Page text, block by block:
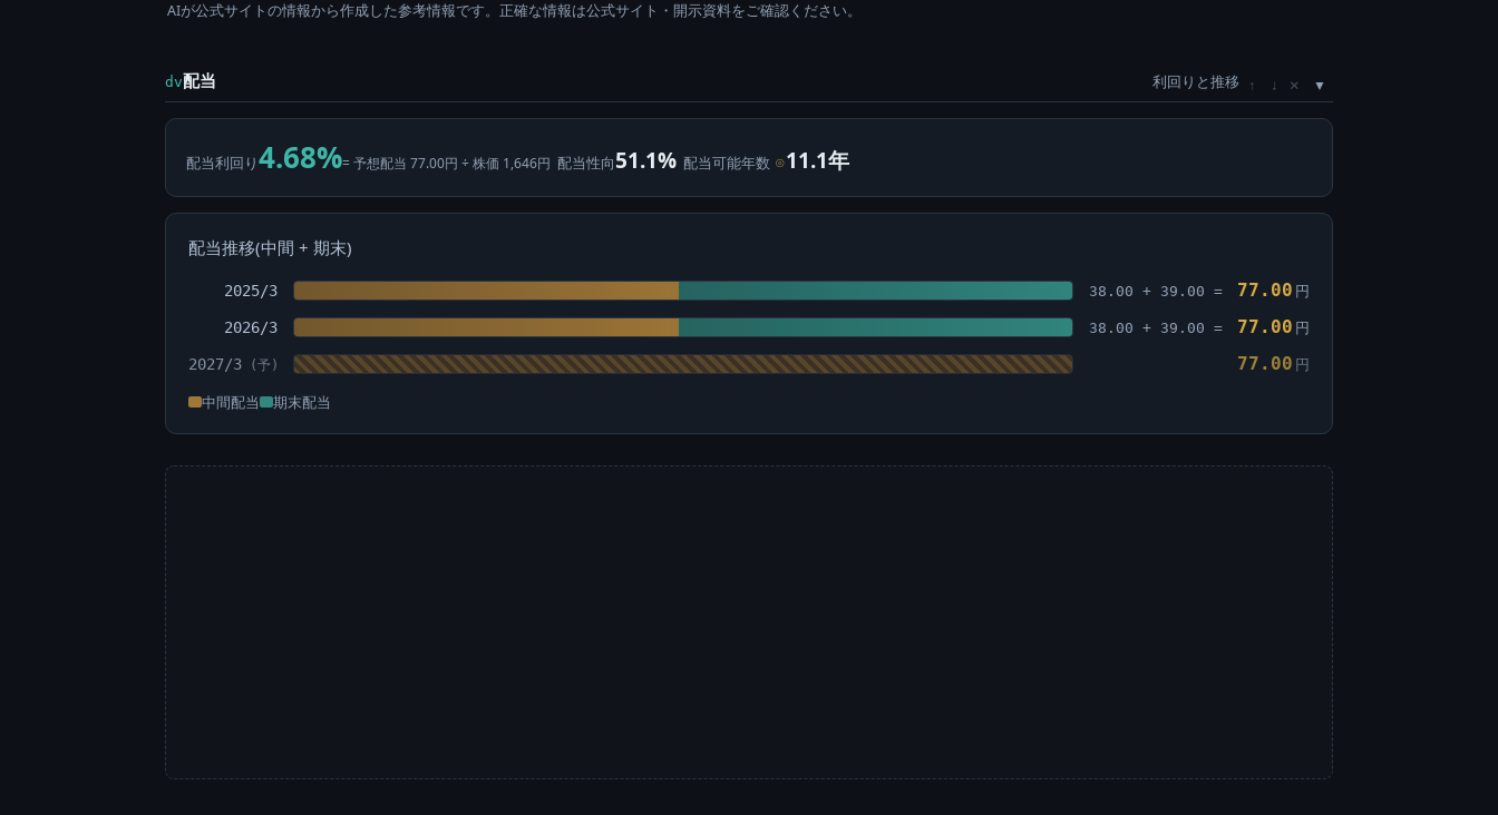
AIが公式サイトの情報から作成した参考情報です。正確な情報は公式サイト・開示資料をご確認ください。
dv配当 利回りと推移 ↑ ↓ ×
配当利回り4.68%= 予想配当 77.00円 ÷ 株価 1,646円 配当性向51.1% 配当可能年数 ⊙11.1年
配当推移(中間 + 期末)
2025/3 38.00 + 39.00 = 77.00 円
2026/3 38.00 + 39.00 = 77.00 円
2027/3 77.00 円
中間配当 期末配当